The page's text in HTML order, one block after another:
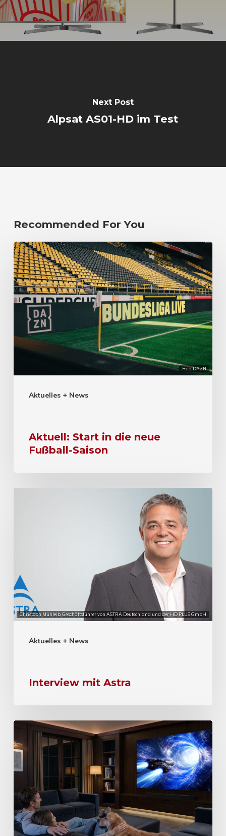
Next Post
Alpsat AS01-HD im Test
Recommended For You
Foto: DAZN
Aktuelles + News
Aktuell: Start in die neue
Fußball-Saison
Christoph Mühleib, Geschäftsführer von ASTRA Deutschland und der HD PLUS GmbH
Aktuelles + News
Interview mit Astra